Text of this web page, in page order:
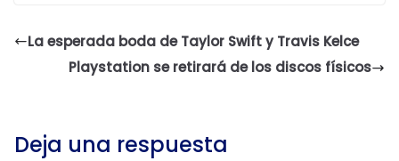
La esperada boda de Taylor Swift y Travis Kelce
Playstation se retirará de los discos físicos
Deja una respuesta